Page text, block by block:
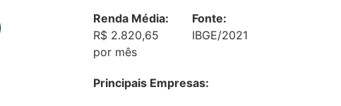
Renda Média:
R$ 2.820,65
por mês
Fonte:
IBGE/2021
Principais Empresas: